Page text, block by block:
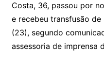
Costa, 36, passou por
e recebeu transfusão
(23), segundo
assessoria de imprensa